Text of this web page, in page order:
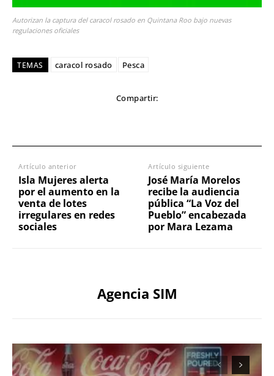
Autorizan la captura del caracol rosado en Quintana Roo bajo nuevas
regulaciones oficiales
TEMAS caracol rosado Pesca
Compartir:
Artículo anterior
Isla Mujeres alerta
por el aumento en la
venta de lotes
irregulares en redes
sociales
Artículo siguiente
José María Morelos
recibe la audiencia
pública “La Voz del
Pueblo” encabezada
por Mara Lezama
Agencia SIM